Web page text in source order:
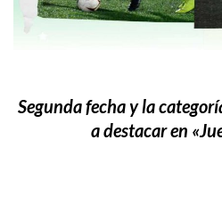
Segunda fecha y la
a destacar en